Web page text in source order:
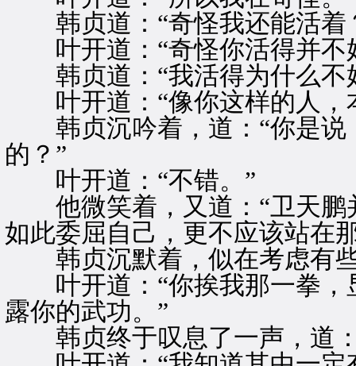
韩贞道：“奇怪我还能活着
叶开道：“奇怪你活得并不
韩贞道：“我活得为什么不
叶开道：“像你这样的人，
韩贞沉吟着，道：“你是说
的？”
叶开道：“不错。”
他微笑着，又道：“卫天鹏
如此委屈自己，更不应该站在
韩贞沉默着，似在考虑有些
叶开道：“你挨我那一拳，
露你的武功。”
韩贞终于叹息了一声，道：